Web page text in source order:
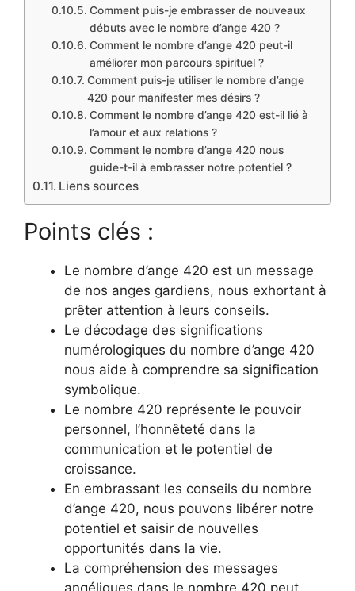
Comment puis-je embrasser de nouveaux
débuts avec le nombre d’ange 420 ?
Comment le nombre d’ange 420 peut-il
améliorer mon parcours spirituel ?
Comment puis-je utiliser le nombre d’ange
420 pour manifester mes désirs ?
Comment le nombre d’ange 420 est-il lié à
l’amour et aux relations ?
Comment le nombre d’ange 420 nous
guide-t-il à embrasser notre potentiel ?
Liens sources
Points clés :
Le nombre d’ange 420 est un message
de nos anges gardiens, nous exhortant à
prêter attention à leurs conseils.
Le décodage des significations
numérologiques du nombre d’ange 420
nous aide à comprendre sa signification
symbolique.
Le nombre 420 représente le pouvoir
personnel, l’honnêteté dans la
communication et le potentiel de
croissance.
En embrassant les conseils du nombre
d’ange 420, nous pouvons libérer notre
potentiel et saisir de nouvelles
opportunités dans la vie.
La compréhension des messages